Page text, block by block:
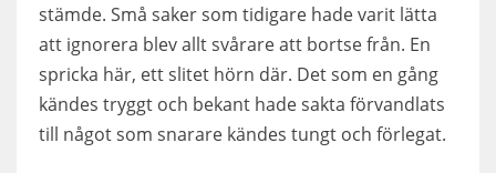
stämde. Små saker som tidigare hade varit lätta
att ignorera blev allt svårare att bortse från. En
spricka här, ett slitet hörn där. Det som en gång
kändes tryggt och bekant hade sakta förvandlats
till något som snarare kändes tungt och förlegat.